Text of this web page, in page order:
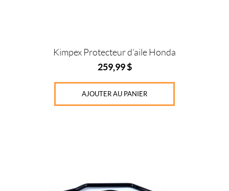
Kimpex Protecteur d’aile Honda
259,99$
AJOUTER AU PANIER